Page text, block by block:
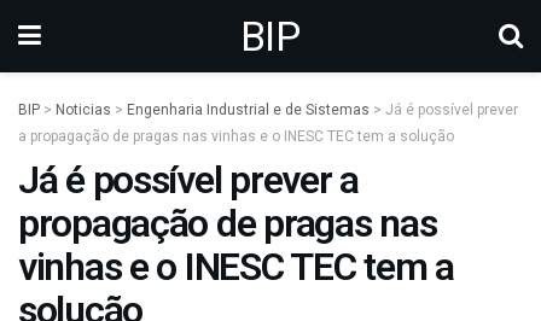
BIP
BIP > Noticias > Engenharia Industrial e de Sistemas > Já é possível prever
a propagação de pragas nas vinhas e o INESC TEC tem a solução
Já é possível prever a
propagação de pragas nas
vinhas e o INESC TEC tem a
solução